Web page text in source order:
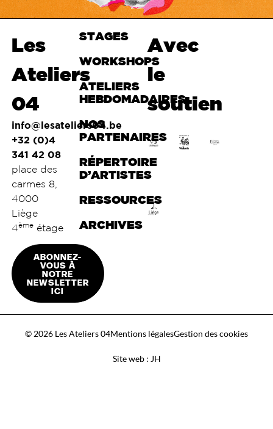
Les
Ateliers
04
info@lesateliers04.be
+32 (0)4
341 42 08
place des
carmes 8,
4000
Liège
4èmeétage
ABONNEZ-
VOUS À
NOTRE
NEWSLETTER
ICI
STAGES
WORKSHOPS
ATELIERS
HEBDOMADAIRES
NOS
PARTENAIRES
RÉPERTOIRE
D’ARTISTES
RESSOURCES
ARCHIVES
Avec
le
soutien
© 2026 Les Ateliers 04Mentions légalesGestion des cookies
Site web : JH